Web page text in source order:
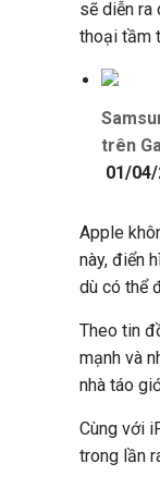
sẽ diễn ra
thoại tầm
trên
01/04/
Apple
này, điển
dù có thể
Theo tin
mạnh và
nhà táo
Cùng với
trong lần